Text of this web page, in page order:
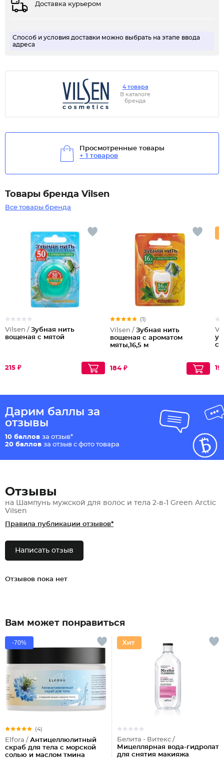
Доставка курьером
Способ и условия доставки можно выбрать на этапе ввода
адреса
4 товара
В каталоге
бренда
Просмотренные товары
+ 1 товаров
Товары бренда Vilsen
Все товары бренда
Vilsen / Зубная нить
вощеная с мятой
215 ₽
(1)
Vilsen / Зубная нить
вощеная с ароматом
мяты,16,5 м
184 ₽
Дарим баллы за
отзывы
10 баллов за отзыв*
20 баллов за отзыв с фото товара
Отзывы
на Шампунь мужской для волос и тела 2-в-1 Green Arctic
Vilsen
Правила публикации отзывов*
Написать отзыв
Отзывов пока нет
Вам может понравиться
-70%
(4)
Elfora / Антицеллюлитный
скраб для тела с морской
солью и маслом тмина
Белита - Витекс /
Мицеллярная вода-гидролат
для снятия макияжа